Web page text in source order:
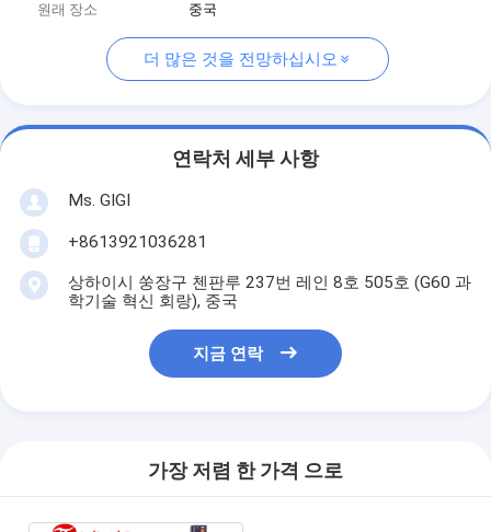
원래 장소
중국
더 많은 것을 전망하십시오
연락처 세부 사항
Ms. GIGI
+8613921036281
상하이시 쑹장구 첸판루 237번 레인 8호 505호 (G60 과
학기술 혁신 회랑), 중국
지금 연락
가장 저렴 한 가격 으로